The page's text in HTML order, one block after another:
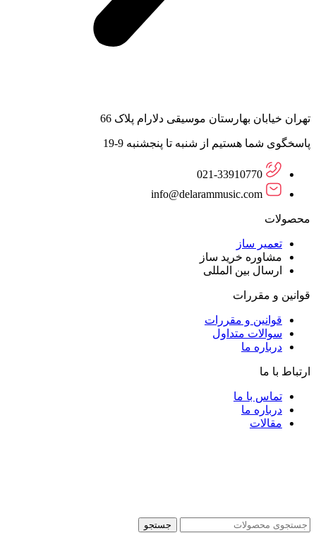
تهران خیابان بهارستان موسیقی دلارام پلاک 66
پاسخگوی شما هستیم از شنبه تا پنجشنبه 9-19
021-33910770
info@delarammusic.com
محصولات
تعمیر ساز
مشاوره خرید ساز
ارسال بین المللی
قوانین و مقررات
قوانین و مقررات
سوالات متداول
درباره ما
ارتباط با ما
تماس با ما
درباره ما
مقالات
جستجو